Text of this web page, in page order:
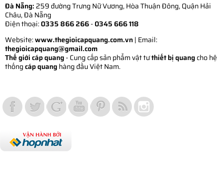
Đà Nẵng: 259 đường Trưng Nữ Vương, Hòa Thuận Đông, Quận Hải
Châu, Đà Nẵng
Điện thoại:0335 866 266-0345 666 118
Website:www.thegioicapquang.com.vn| Email:
thegioicapquang@gmail.com
Thế giới cáp quang- Cung cấp sản phẩm vật tưthiết bị quangcho hệ
thốngcáp quanghàng đầu Việt Nam.